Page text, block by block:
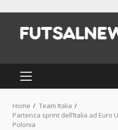
content
PRIMARY
MENU
Home
Team Italia
Partenza sprint dell’Italia ad Euro
Polonia